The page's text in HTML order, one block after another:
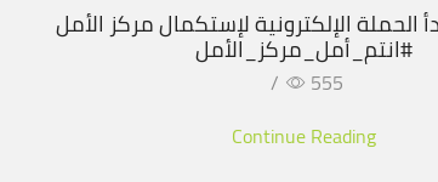
الحملة الإلكترونية لإستكمال مركز الأمل
#انتم_أمل_مركز_الأمل
/
555
Continue Reading